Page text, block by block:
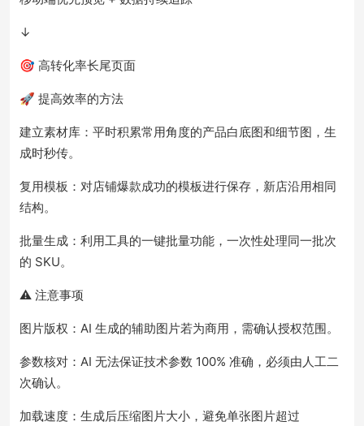
↓
🎯 高转化率长尾页面
🚀 提高效率的方法
建立素材库：平时积累常用角度的产品白底图和细节图，生
成时秒传。
复用模板：对店铺爆款成功的模板进行保存，新店沿用相同
结构。
批量生成：利用工具的一键批量功能，一次性处理同一批次
的 SKU。
⚠️ 注意事项
图片版权：AI 生成的辅助图片若为商用，需确认授权范围。
参数核对：AI 无法保证技术参数 100% 准确，必须由人工二
次确认。
加载速度：生成后压缩图片大小，避免单张图片超过